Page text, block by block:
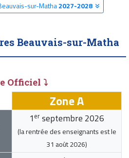
sur-Matha2027-2028
Beauvais-sur-Matha
Officiel ⤵
Zone A
1 er septembre 2026
(la rentrée des enseignants est le
31 août 2026)